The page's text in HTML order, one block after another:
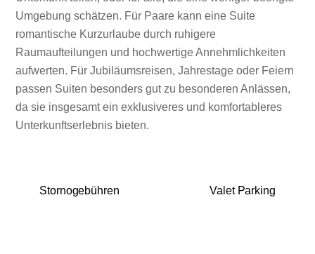
Umgebung schätzen. Für Paare kann eine Suite
romantische Kurzurlaube durch ruhigere
Raumaufteilungen und hochwertige Annehmlichkeiten
aufwerten. Für Jubiläumsreisen, Jahrestage oder Feiern
passen Suiten besonders gut zu besonderen Anlässen,
da sie insgesamt ein exklusiveres und komfortableres
Unterkunftserlebnis bieten.
Stornogebühren Valet Parking